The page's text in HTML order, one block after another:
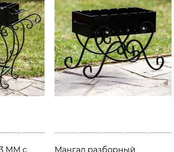
Мангал разборный